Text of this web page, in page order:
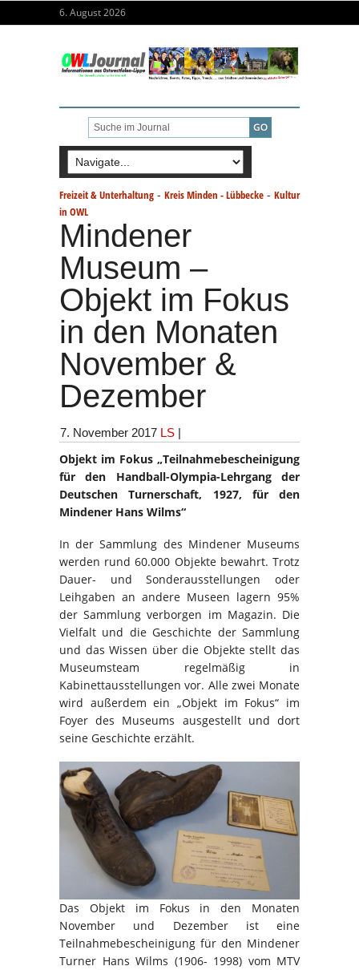
6. August 2026
Freizeit & Unterhaltung - Kreis Minden - Lübbecke - Kultur
in OWL
Mindener
Museum –
Objekt im Fokus
in den Monaten
November &
Dezember
7. November 2017 LS |
Objekt im Fokus „Teilnahmebescheinigung
für den Handball-Olympia-Lehrgang der
Deutschen Turnerschaft, 1927, für den
Mindener Hans Wilms“
In der Sammlung des Mindener Museums
werden rund 60.000 Objekte bewahrt. Trotz
Dauer- und Sonderausstellungen oder
Leihgaben an andere Museen lagern 95%
der Sammlung verborgen im Magazin. Die
Vielfalt und die Geschichte der Sammlung
und das Wissen über die Objekte stellt das
Museumsteam regelmäßig in
Kabinettausstellungen vor. Alle zwei Monate
wird außerdem ein „Objekt im Fokus“ im
Foyer des Museums ausgestellt und dort
seine Geschichte erzählt.
Das Objekt im Fokus in den Monaten
November und Dezember ist eine
Teilnahmebescheinigung für den Mindener
Turner Hans Wilms (1906- 1998) vom MTV